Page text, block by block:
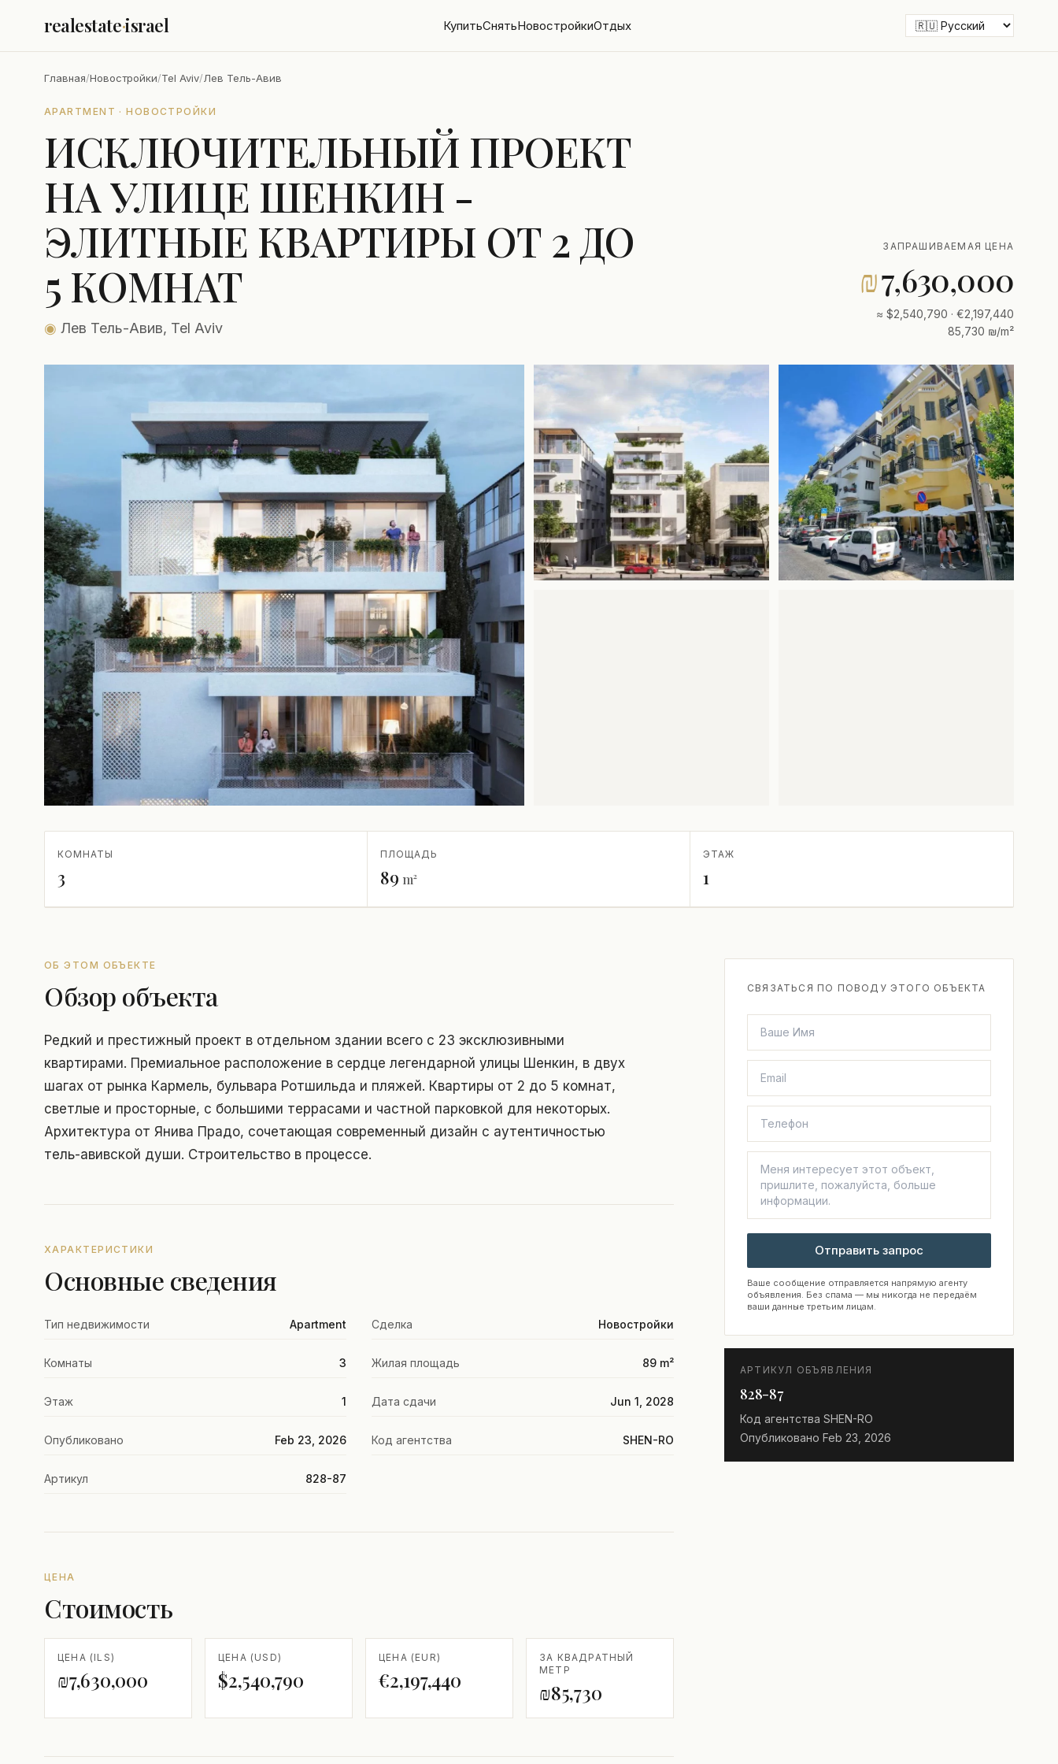
realestate·israel КупитьСнятьНовостройкиОтдых
Главная/Новостройки/Tel Aviv/Лев Тель-Авив
APARTMENT · НОВОСТРОЙКИ
ИСКЛЮЧИТЕЛЬНЫЙ ПРОЕКТ
НА УЛИЦЕ ШЕНКИН -
ЭЛИТНЫЕ КВАРТИРЫ ОТ 2 ДО
5 КОМНАТ
◉ Лев Тель-Авив, Tel Aviv
ЗАПРАШИВАЕМАЯ ЦЕНА
₪7,630,000
≈ $2,540,790 · €2,197,440
85,730 ₪/m²
КОМНАТЫ
3
ПЛОЩАДЬ
89 m²
ЭТАЖ
1
ОБ ЭТОМ ОБЪЕКТЕ
Обзор объекта
Редкий и престижный проект в отдельном здании всего с 23 эксклюзивными
квартирами. Премиальное расположение в сердце легендарной улицы Шенкин, в двух
шагах от рынка Кармель, бульвара Ротшильда и пляжей. Квартиры от 2 до 5 комнат,
светлые и просторные, с большими террасами и частной парковкой для некоторых.
Архитектура от Янива Прадо, сочетающая современный дизайн с аутентичностью
тель-авивской души. Строительство в процессе.
ХАРАКТЕРИСТИКИ
Основные сведения
Тип недвижимости Apartment Сделка Новостройки
Комнаты 3 Жилая площадь 89 m²
Этаж 1 Дата сдачи Jun 1, 2028
Опубликовано Feb 23, 2026 Код агентства SHEN-RO
Артикул 828-87
ЦЕНА
Стоимость
ЦЕНА (ILS)
₪7,630,000
ЦЕНА (USD)
$2,540,790
ЦЕНА (EUR)
€2,197,440
ЗА КВАДРАТНЫЙ
МЕТР
₪85,730
СВЯЗАТЬСЯ ПО ПОВОДУ ЭТОГО ОБЪЕКТА
Отправить запрос
Ваше сообщение отправляется напрямую агенту
объявления. Без спама — мы никогда не передаём
ваши данные третьим лицам.
АРТИКУЛ ОБЪЯВЛЕНИЯ
828-87
Код агентства SHEN-RO
Опубликовано Feb 23, 2026